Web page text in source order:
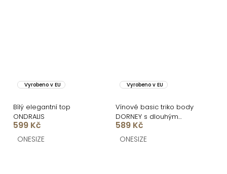
Vyrobeno v EU
Bílý elegantní top
ONDRALIS
599 Kč
ONESIZE
Vyrobeno v EU
Vínové basic triko body
DORNEY s dlouhým
rukávem
589 Kč
ONESIZE